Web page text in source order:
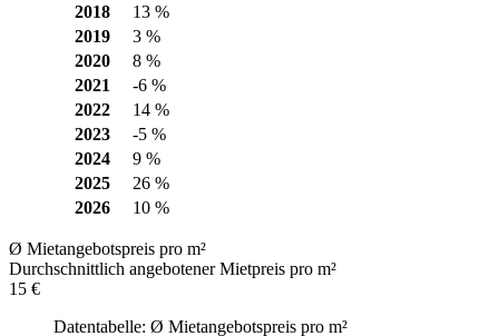
2018
13 %
2019
3 %
2020
8 %
2021
-6 %
2022
14 %
2023
-5 %
2024
9 %
2025
26 %
2026
10 %
Ø Mietangebotspreis pro m²
Durchschnittlich angebotener Mietpreis pro m²
15 €
Datentabelle: Ø Mietangebotspreis pro m²